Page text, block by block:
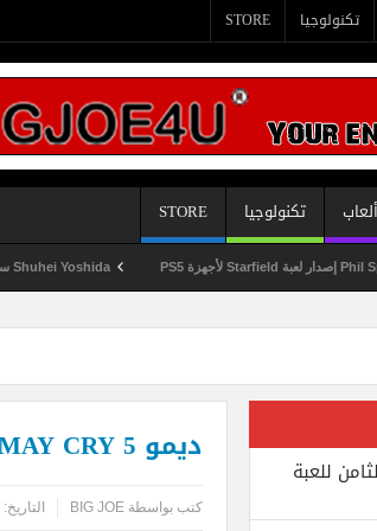
تكنولوجيا STORE
ألعاب تكنولوجيا
STORE
Shuhei Yoshida سيتقاعد من شركة Sony في يناير المقبل
ديمو DEVIL MAY CRY 5 متوفر الآن للتحميل
كتب بواسطة BIG JOE التاريخ:
للعبة